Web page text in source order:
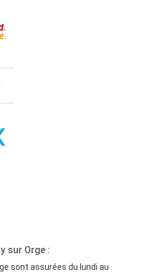
sur Orge :
sont assurées du lundi au